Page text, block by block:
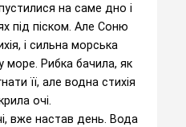
на саме дно і
під піском. Але Соню
і сильна морська
море. Рибка бачила, як
її, але водна стихія
очі.
вже настав день. Вода